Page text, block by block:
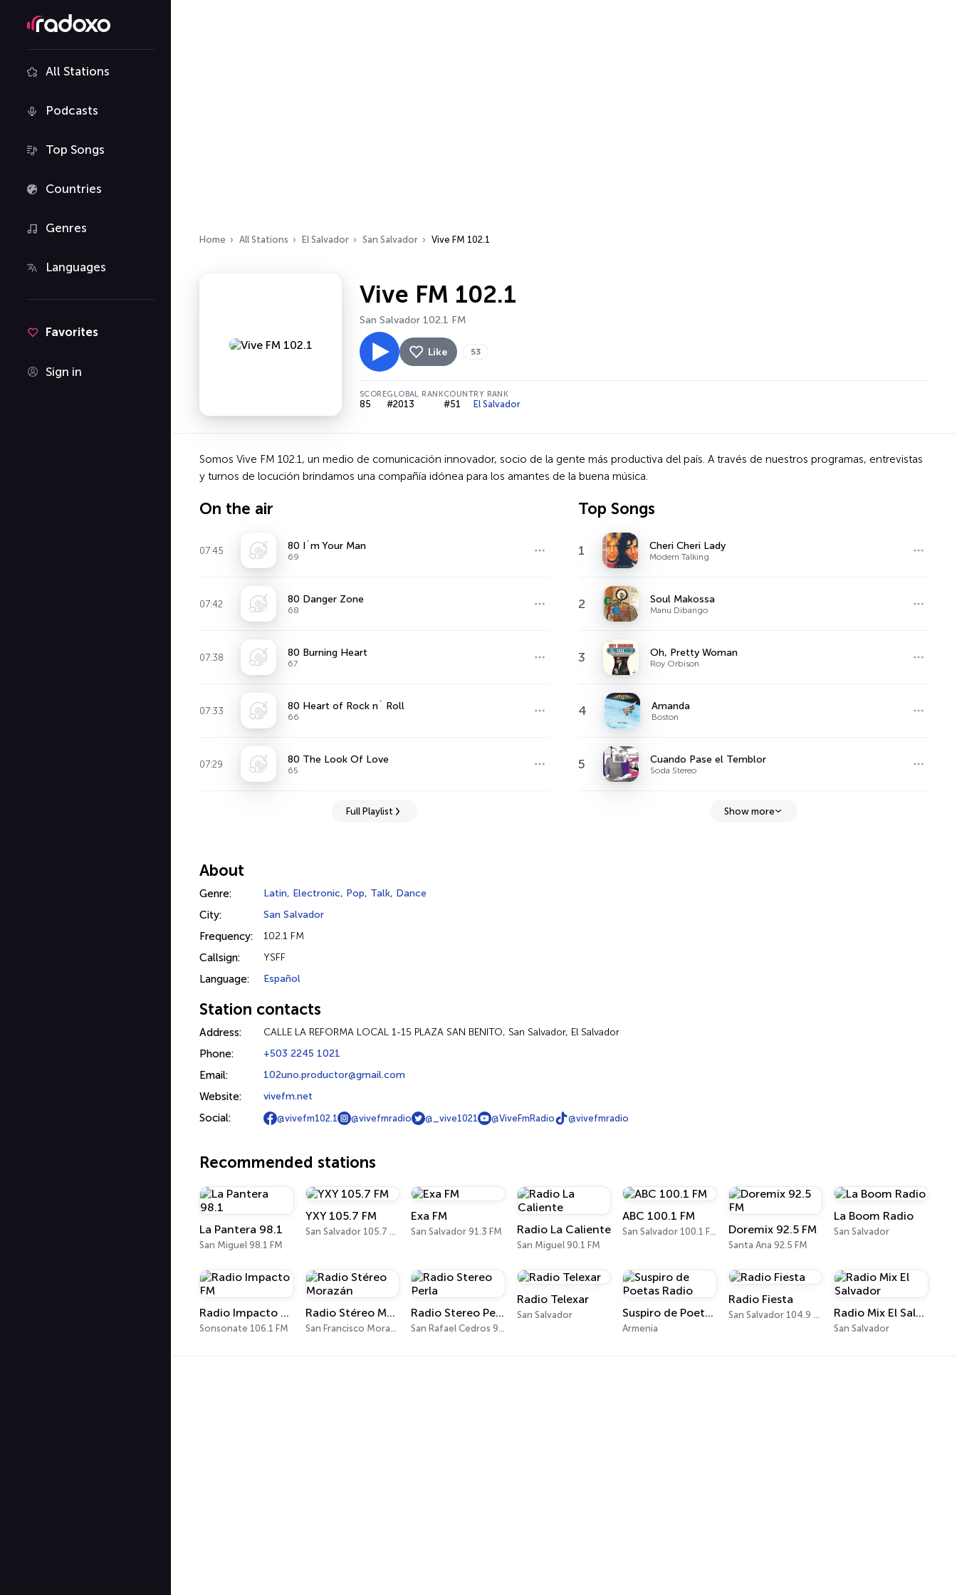
All Stations
Podcasts
Top Songs
Countries
Genres
Languages
Favorites
Sign in
Home All Stations El Salvador San Salvador Vive FM 102.1
Vive FM 102.1
San Salvador 102.1 FM
Like 53
SCORE
85
GLOBAL RANK
#2013
COUNTRY RANK
#51 El Salvador
Somos Vive FM 102.1, un medio de comunicación innovador, socio de la gente más productiva del país. A través de nuestros programas, entrevistas
y turnos de locución brindamos una compañía idónea para los amantes de la buena música.
On the air
07:45 80 I`m Your Man
69
07:42 80 Danger Zone
68
07:38 80 Burning Heart
67
07:33 80 Heart of Rock n` Roll
66
07:29 80 The Look Of Love
65
Full Playlist
Top Songs
1 Cheri Cheri Lady
Modern Talking
2 Soul Makossa
Manu Dibango
3 Oh, Pretty Woman
Roy Orbison
4 Amanda
Boston
5 Cuando Pase el Temblor
Soda Stereo
Show more
About
Genre: Latin, Electronic, Pop, Talk, Dance
City: San Salvador
Frequency: 102.1 FM
Callsign: YSFF
Language: Español
Station contacts
Address: CALLE LA REFORMA LOCAL 1-15 PLAZA SAN BENITO, San Salvador, El Salvador
Phone: +503 2245 1021
Email: 102uno.productor@gmail.com
Website: vivefm.net
Social: @vivefm102.1 @vivefmradio @_vive1021 @ViveFmRadio @vivefmradio
Recommended stations
La Pantera 98.1
San Miguel 98.1 FM
YXY 105.7 FM
San Salvador 105.7 FM
Exa FM
San Salvador 91.3 FM Radio La Caliente
San Miguel 90.1 FM
ABC 100.1 FM
San Salvador 100.1 FM Doremix 92.5 FM
Santa Ana 92.5 FM
La Boom Radio
San Salvador
Radio Impacto FM
Sonsonate 106.1 FM
Radio Stéreo Morazán
San Francisco Morazán 90.9 FM
Radio Stereo Perla
San Rafael Cedros 90.5 FM
Radio Telexar
San Salvador Suspiro de Poetas Radio
Armenia
Radio Fiesta
San Salvador 104.9 FM Radio Mix El Salvador
San Salvador